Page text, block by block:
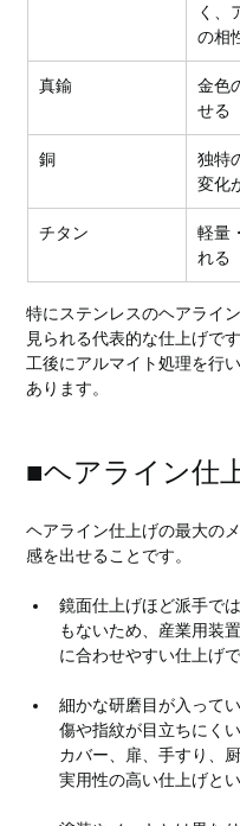
く、
の相
真鍮
金色
せる
銅
独特
変化
チタン
軽量
れる
特にステンレスのヘアライ
見られる代表的な仕上げで
工後にアルマイト処理を行
あります。
■ヘアライン仕
ヘアライン仕上げの最大の
感を出せることです。
鏡面仕上げほど派手で
もないため、産業用装
に合わせやすい仕上げで
細かな研磨目が入って
傷や指紋が目立ちにく
カバー、扉、手すり、
実用性の高い仕上げとい